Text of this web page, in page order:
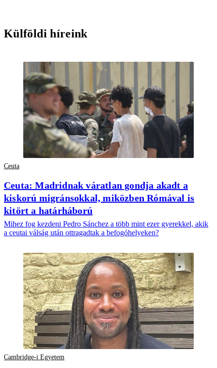
Külföldi híreink
Ceuta
Ceuta: Madridnak váratlan gondja akadt a
kiskorú migránsokkal, miközben Rómával is
kitört a határháború
Mihez fog kezdeni Pedro Sánchez a több mint ezer gyerekkel, akik
a ceutai válság után ottragadtak a befogóhelyeken?
Cambridge-i Egyetem